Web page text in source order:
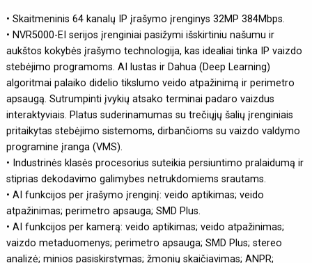
• Skaitmeninis 64 kanalų IP įrašymo įrenginys 32MP 384Mbps.
• NVR5000-EI serijos įrenginiai pasižymi išskirtiniu našumu ir
aukštos kokybės įrašymo technologija, kas idealiai tinka IP vaizdo
stebėjimo programoms. AI lustas ir Dahua (Deep Learning)
algoritmai palaiko didelio tikslumo veido atpažinimą ir perimetro
apsaugą. Sutrumpinti įvykių atsako terminai padaro vaizdus
interaktyviais. Platus suderinamumas su trečiųjų šalių įrenginiais
pritaikytas stebėjimo sistemoms, dirbančioms su vaizdo valdymo
programine įranga (VMS).
• Industrinės klasės procesorius suteikia persiuntimo pralaidumą ir
stiprias dekodavimo galimybes netrukdomiems srautams.
• AI funkcijos per įrašymo įrenginį: veido aptikimas; veido
atpažinimas; perimetro apsauga; SMD Plus.
• AI funkcijos per kamerą: veido aptikimas; veido atpažinimas;
vaizdo metaduomenys; perimetro apsauga; SMD Plus; stereo
analizė; minios pasiskirstymas; žmonių skaičiavimas; ANPR;